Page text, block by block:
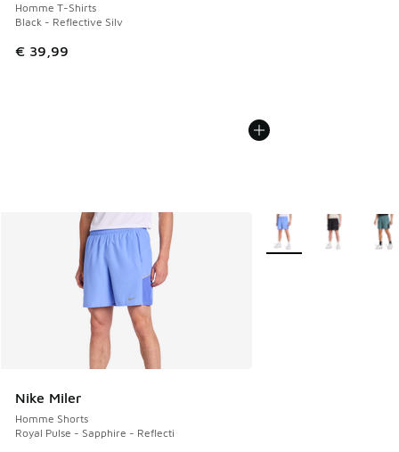
Homme T-Shirts
Black - Reflective Silv
€ 39,99
Nike Miler
Homme Shorts
Royal Pulse - Sapphire - Reflecti
Plus de couleurs